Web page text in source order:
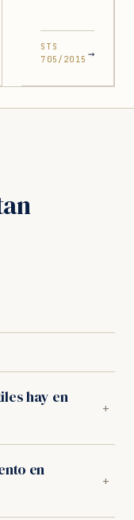
STS
705/2015 →
hay en
+
de lo Mercantil de
son los de
en
+